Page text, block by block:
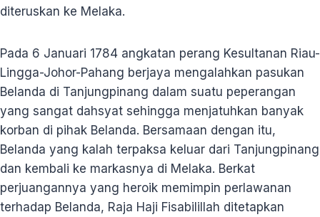
diteruskan ke Melaka.
Pada 6 Januari 1784 angkatan perang Kesultanan Riau-
Lingga-Johor-Pahang berjaya mengalahkan pasukan
Belanda di Tanjungpinang dalam suatu peperangan
yang sangat dahsyat sehingga menjatuhkan banyak
korban di pihak Belanda. Bersamaan dengan itu,
Belanda yang kalah terpaksa keluar dari Tanjungpinang
dan kembali ke markasnya di Melaka. Berkat
perjuangannya yang heroik memimpin perlawanan
terhadap Belanda, Raja Haji Fisabilillah ditetapkan